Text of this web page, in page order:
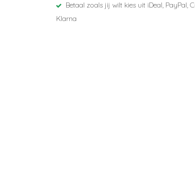
Betaal zoals jij wilt kies uit iDeal, PayPal,
Klarna